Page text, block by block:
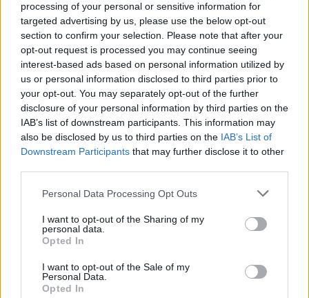
processing of your personal or sensitive information for
targeted advertising by us, please use the below opt-out
section to confirm your selection. Please note that after your
opt-out request is processed you may continue seeing
interest-based ads based on personal information utilized by
us or personal information disclosed to third parties prior to
your opt-out. You may separately opt-out of the further
disclosure of your personal information by third parties on the
IAB’s list of downstream participants. This information may
also be disclosed by us to third parties on the IAB’s List of
Downstream Participants that may further disclose it to other
Personal Data Processing Opt Outs
I want to opt-out of the Sharing of my
personal data.
Opted In
I want to opt-out of the Sale of my
Personal Data.
Opted In
Productions. Un film
sul calcio d'epoca, sul
Casale Calcio e sul Trio
Lescano. Il film è
diretto…
CONDIVIDERE:
VALUTARE: